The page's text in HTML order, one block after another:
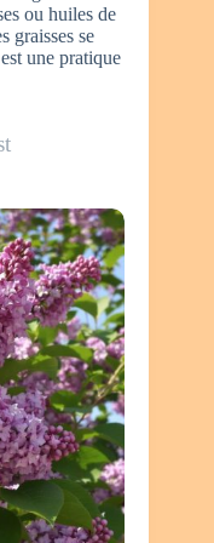
ou huiles de
graisses se
une pratique